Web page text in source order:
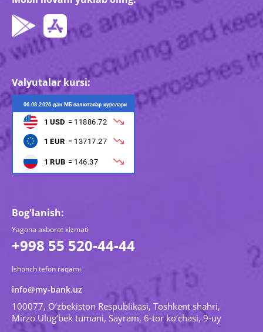
Valyutalar kursi:
Bog'lanish:
Yagona axborot xizmati
+998 55 520-44-44
Ishonch tefon raqami
info@my-bank.uz
100077, O‘zbekiston Respublikasi, Toshkent shahri,
Mirzo Ulug‘bek tumani, Sayram, 6-tor ko‘chasi, 9-uy